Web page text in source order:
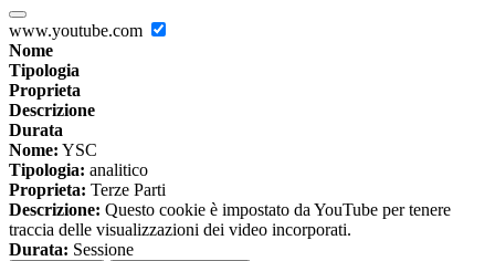
www.youtube.com
Nome
Tipologia
Proprieta
Descrizione
Durata
Nome: YSC
Tipologia: analitico
Proprieta: Terze Parti
Descrizione: Questo cookie è impostato da YouTube per tenere
traccia delle visualizzazioni dei video incorporati.
Durata: Sessione